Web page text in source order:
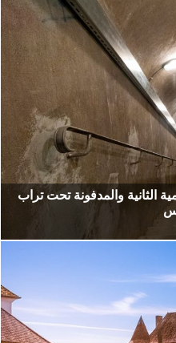
الثانية والمدفونة تحت تراب